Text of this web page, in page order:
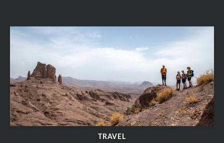
TRAVEL
Een nacht in de Sahara
19 DECEMBER 2024